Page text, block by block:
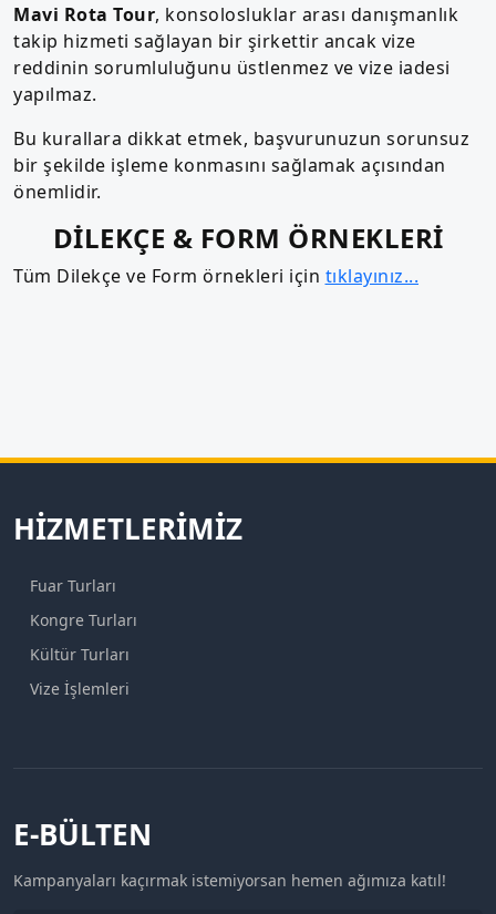
Mavi Rota Tour, konsolosluklar arası danışmanlık
takip hizmeti sağlayan bir şirkettir ancak vize
reddinin sorumluluğunu üstlenmez ve vize iadesi
yapılmaz.
Bu kurallara dikkat etmek, başvurunuzun sorunsuz
bir şekilde işleme konmasını sağlamak açısından
önemlidir.
DİLEKÇE & FORM ÖRNEKLERİ
Tüm Dilekçe ve Form örnekleri için tıklayınız...
HIZMETLERIMIZ
Fuar Turları
Kongre Turları
Kültür Turları
Vize İşlemleri
E-BÜLTEN
Kampanyaları kaçırmak istemiyorsan hemen ağımıza katıl!